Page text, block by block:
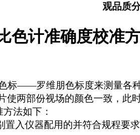
大米食味计，大米外观品质分析
色计准确度校准
罗维朋色标度来测量各种液体
部份视场的颜色一致，此
如下：
入仪器配用的并符合规程要